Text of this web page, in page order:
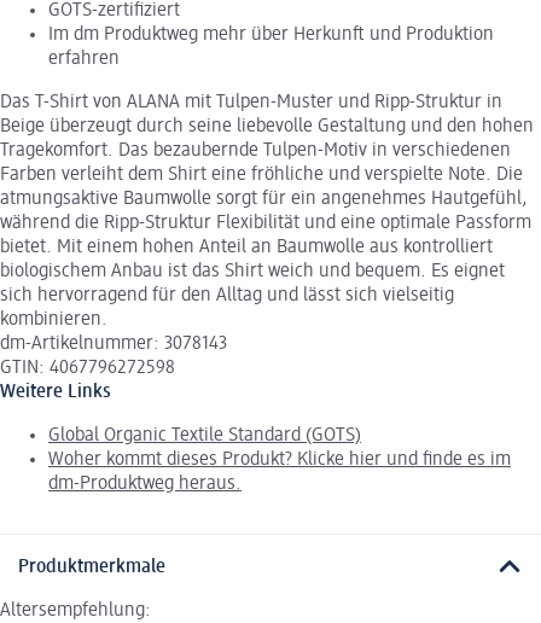
GOTS-zertifiziert
Im dm Produktweg mehr über Herkunft und Produktion
erfahren
Das T-Shirt von ALANA mit Tulpen-Muster und Ripp-Struktur in
Beige überzeugt durch seine liebevolle Gestaltung und den hohen
Tragekomfort. Das bezaubernde Tulpen-Motiv in verschiedenen
Farben verleiht dem Shirt eine fröhliche und verspielte Note. Die
atmungsaktive Baumwolle sorgt für ein angenehmes Hautgefühl,
während die Ripp-Struktur Flexibilität und eine optimale Passform
bietet. Mit einem hohen Anteil an Baumwolle aus kontrolliert
biologischem Anbau ist das Shirt weich und bequem. Es eignet
sich hervorragend für den Alltag und lässt sich vielseitig
kombinieren.
dm-Artikelnummer: 3078143
GTIN: 4067796272598
Weitere Links
Global Organic Textile Standard (GOTS)
Woher kommt dieses Produkt? Klicke hier und finde es im
dm-Produktweg heraus.
Produktmerkmale
Altersempfehlung: